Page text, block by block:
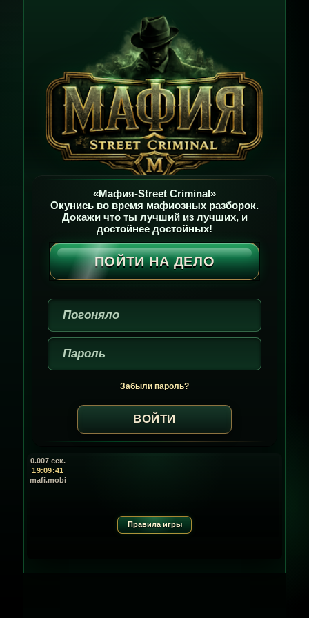
«Мафия-Street Criminal»
Окунись во время мафиозных разборок.
Докажи что ты лучший из лучших, и
достойнее достойных!
ПОЙТИ НА ДЕЛО
Забыли пароль?
0.007 сек.
19:09:41
mafi.mobi
Правила игры